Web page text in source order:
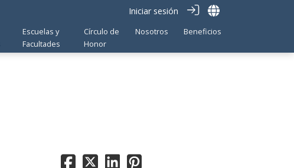
Iniciar sesión
Escuelas y
Facultades
Círculo de
Honor
Nosotros Beneficios